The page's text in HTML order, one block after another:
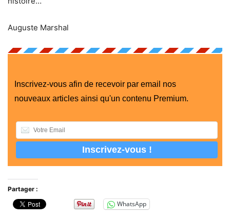
Auguste Marshal
Inscrivez-vous afin de recevoir par email nos
nouveaux articles ainsi qu'un contenu Premium.
Partager :
WhatsApp